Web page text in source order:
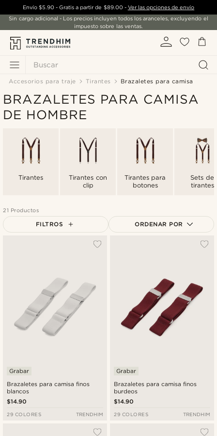
Buscar
Envío $5.90- Gratis a partir de $89.00- Ver las opciones de envío
Sin cargo adicional - Los precios incluyen todos los aranceles, excluyendo el
impuesto sobre las ventas.
Accesorios para traje Tirantes Brazaletes para camisa
BRAZALETES PARA CAMISA
DE HOMBRE
Tirantes
Tirantes con
clip
Tirantes para
botones
Sets de
tirantes
21 Productos
FILTROS ORDENAR POR
Brazaletes para camisa finos
blancos
Grabar
$14.90
29 COLORES TRENDHIM
Brazaletes para camisa finos
burdeos
Grabar
$14.90
29 COLORES TRENDHIM